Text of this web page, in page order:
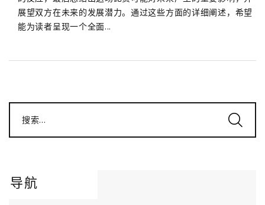
展望双方在未来的发展潜力。通过这些方面的详细阐述，希望
能为读者呈现一个全面...
搜索...
导航